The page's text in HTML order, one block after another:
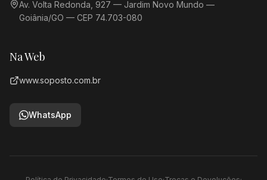
Av. Volta Redonda, 927 — Jardim Novo Mundo —
Goiânia/GO — CEP 74.703-080
Na Web
www.soposto.com.br
WhatsApp